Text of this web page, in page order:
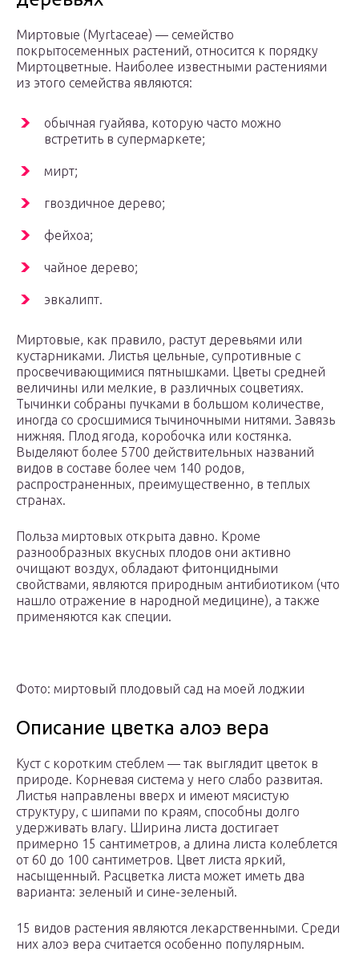
Миртовые (Myrtaceae) — семейство
покрытосеменных растений, относится к порядку
Миртоцветные. Наиболее известными растениями
из этого семейства являются:
обычная гуайява, которую часто можно
встретить в супермаркете;
мирт;
гвоздичное дерево;
фейхоа;
чайное дерево;
эвкалипт.
Миртовые, как правило, растут деревьями или
кустарниками. Листья цельные, супротивные с
просвечивающимися пятнышками. Цветы средней
величины или мелкие, в различных соцветиях.
Тычинки собраны пучками в большом количестве,
иногда со сросшимися тычиночными нитями. Завязь
нижняя. Плод ягода, коробочка или костянка.
Выделяют более 5700 действительных названий
видов в составе более чем 140 родов,
распространенных, преимущественно, в теплых
странах.
Польза миртовых открыта давно. Кроме
разнообразных вкусных плодов они активно
очищают воздух, обладают фитонцидными
свойствами, являются природным антибиотиком (что
нашло отражение в народной медицине), а также
применяются как специи.
Фото: миртовый плодовый сад на моей лоджии
Описание цветка алоэ вера
Куст с коротким стеблем — так выглядит цветок в
природе. Корневая система у него слабо развитая.
Листья направлены вверх и имеют мясистую
структуру, с шипами по краям, способны долго
удерживать влагу. Ширина листа достигает
примерно 15 сантиметров, а длина листа колеблется
от 60 до 100 сантиметров. Цвет листа яркий,
насыщенный. Расцветка листа может иметь два
варианта: зеленый и сине-зеленый.
15 видов растения являются лекарственными. Среди
них алоэ вера считается особенно популярным.